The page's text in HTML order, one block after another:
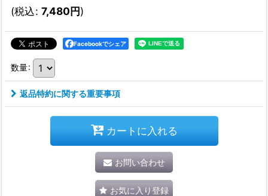
(税込: 7,480円)
Facebookでシェア
数量:
返品特約に関する重要事項
カートに入れる
お問い合わせ
お気に入り登録